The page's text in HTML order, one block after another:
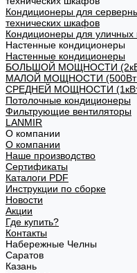
Кондиционеры для
технических шкафов
Кондиционеры для уличных
Настенные кондиционеры
Настенные кондиционеры
БОЛЬШОЙ МОЩНОСТИ
МАЛОЙ МОЩНОСТИ (500Вт
СРЕДНЕЙ МОЩНОСТИ (1кВт
Потолочные кондиционеры
Фильтрующие вентиляторы
LANMIR
О компании
О компании
Наше производство
Сертификаты
Каталоги PDF
Инструкции по сборке
Новости
Акции
Где купить?
Контакты
Набережные Челны
Саратов
Казань